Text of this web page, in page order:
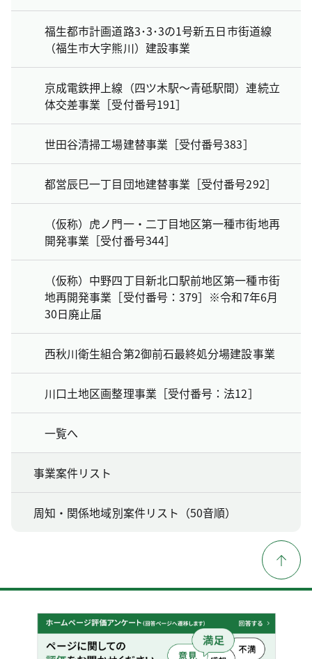
福生都市計画道路3･3･3の1号新五日市街道線
（福生市大字熊川）建設事業
京成電鉄押上線（四ツ木駅～青砥駅間）連続立
体交差事業［受付番号191］
世田谷清掃工場建替事業［受付番号383］
都営辰巳一丁目団地建替事業［受付番号292］
（仮称）虎ノ門一・二丁目地区第一種市街地再
開発事業［受付番号344］
（仮称）中野四丁目新北口駅前地区第一種市街
地再開発事業［受付番号：379］※令和7年6月
30日廃止届
西秋川衛生組合第2御前石最終処分場建設事業
川口土地区画整理事業［受付番号：法12］
一覧へ
事業案件リスト
周知・関係地域別案件リスト（50音順）